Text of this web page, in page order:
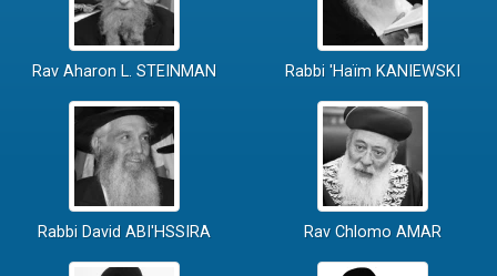
Rav Aharon L. STEINMAN Rabbi 'Haïm KANIEWSKI
Rabbi David ABI'HSSIRA Rav Chlomo AMAR